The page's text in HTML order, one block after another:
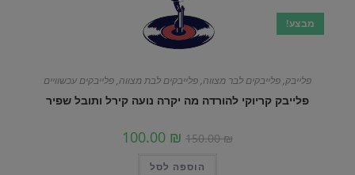
מבצע!
פלייבק,פלייבקים לבר מצווה,פלייבקים לבת מצווה,פלייבקים עכשוויים
פלייבק קריוקי להורדה מה יקרה נועה קירל ותובל שפיר
150.00₪
100.00 ₪
הוספה לסל